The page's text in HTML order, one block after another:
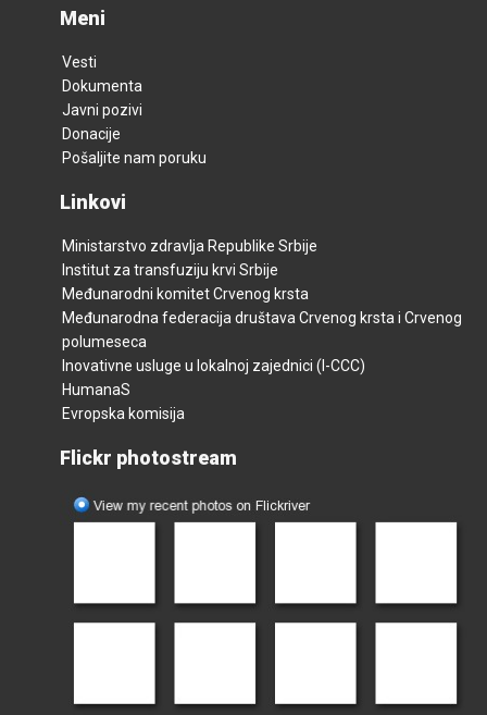
Meni
Vesti
Dokumenta
Javni pozivi
Donacije
Pošaljite nam poruku
Linkovi
Ministarstvo zdravlja Republike Srbije
Institut za transfuziju krvi Srbije
Međunarodni komitet Crvenog krsta
Međunarodna federacija društava Crvenog krsta i Crvenog
polumeseca
Inovativne usluge u lokalnoj zajednici (I-CCC)
HumanaS
Evropska komisija
Flickr photostream